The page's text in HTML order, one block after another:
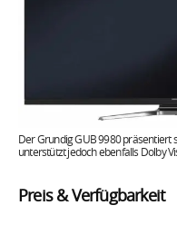
Der Grundig GUB 9980 präsentiert
unterstützt jedoch ebenfalls Dolby
Preis & Verfügbarkeit